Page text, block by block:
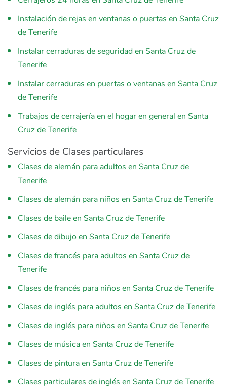
Instalación de rejas en ventanas o puertas en Santa Cruz
de Tenerife
Instalar cerraduras de seguridad en Santa Cruz de
Tenerife
Instalar cerraduras en puertas o ventanas en Santa Cruz
de Tenerife
Trabajos de cerrajería en el hogar en general en Santa
Cruz de Tenerife
Servicios de Clases particulares
Clases de alemán para adultos en Santa Cruz de
Tenerife
Clases de alemán para niños en Santa Cruz de Tenerife
Clases de baile en Santa Cruz de Tenerife
Clases de dibujo en Santa Cruz de Tenerife
Clases de francés para adultos en Santa Cruz de
Tenerife
Clases de francés para niños en Santa Cruz de Tenerife
Clases de inglés para adultos en Santa Cruz de Tenerife
Clases de inglés para niños en Santa Cruz de Tenerife
Clases de música en Santa Cruz de Tenerife
Clases de pintura en Santa Cruz de Tenerife
Clases particulares de inglés en Santa Cruz de Tenerife